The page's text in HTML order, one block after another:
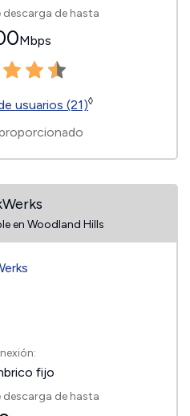
descarga de hasta
Mbps
usuarios (21)◊
en Woodland Hills
fijo
descarga de hasta